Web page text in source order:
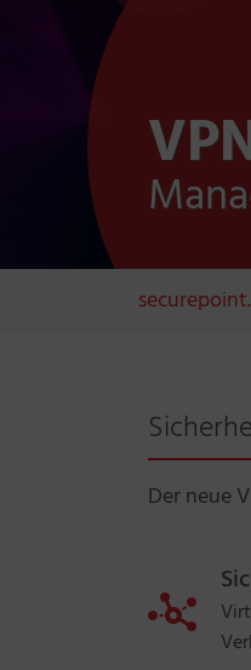
Der neue